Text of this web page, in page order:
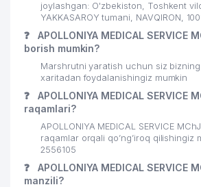
26 EXPRESS STROY PROFI MChJ
27
CHIDAMLI KOMMUNALCHI
UY-JOY MULK SHIRKATI
28 EUROMED SYSTEMS MChJ
29 LAST-MEDIA MChJ
30 ALOQA BO'LIMI №100
31
KONDRATEVA ANNA YAKKA
TARTIBDAGI TADBIRKOR
joylashgan: O'zbekiston, Toshkent
YAKKASAROY tumani, NAVQIRON,
❓
APOLLONIYA MEDICAL SERVICE
borish mumkin?
Marshrutni yaratish uchun siz
xaritadan foydalanishingiz mumkin
❓
APOLLONIYA MEDICAL SERVICE
raqamlari?
APOLLONIYA MEDICAL SERVICE
raqamlar orqali qo’ng’iroq qilishingiz
2556105
❓
APOLLONIYA MEDICAL SERVICE
manzili?